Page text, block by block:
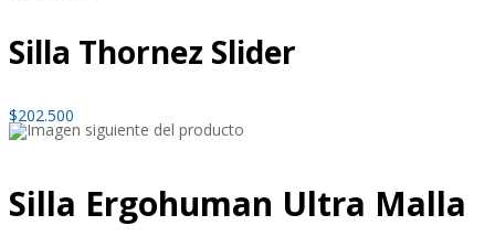
Silla Thornez Slider
$202.500
Silla Ergohuman Ultra Malla